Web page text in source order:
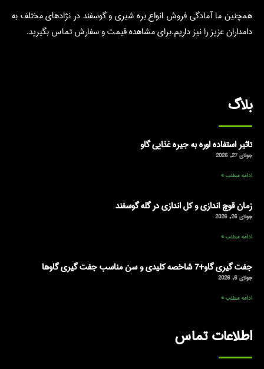
همچنین ما آمادگی فروش انواع بره شیری و گوسفند در نژادهای مختلف به
دامداران عزیز را نیز داریم.برای مشاهده قیمت و سفارش تماس بگیرید.
بلاگ
تاثیر استفاده اوره به جیره غذایی گاو
جولای 27, 2026
ادامه مطلب »
زمان قوچ اندازی و کل اندازی در گله گوسفند
جولای 26, 2026
ادامه مطلب »
جفت گیری گاو+7 شاخصه کلیدی و سن مناسب جفت گیری گاوها
جولای 6, 2026
ادامه مطلب »
اطلاعات تماس